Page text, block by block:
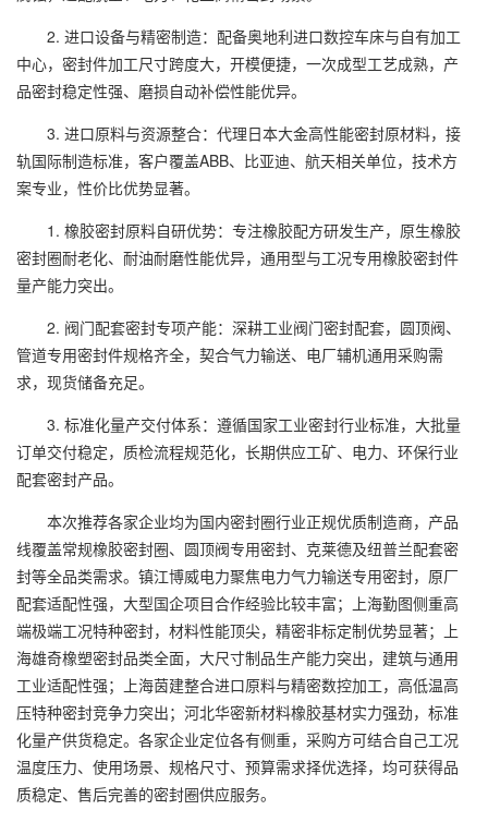
2. 进口设备与精密制造：配备奥地利进口数控车床与自有加工
中心，密封件加工尺寸跨度大，开模便捷，一次成型工艺成熟，产
品密封稳定性强、磨损自动补偿性能优异。
3. 进口原料与资源整合：代理日本大金高性能密封原材料，接
轨国际制造标准，客户覆盖ABB、比亚迪、航天相关单位，技术方
案专业，性价比优势显著。
1. 橡胶密封原料自研优势：专注橡胶配方研发生产，原生橡胶
密封圈耐老化、耐油耐磨性能优异，通用型与工况专用橡胶密封件
量产能力突出。
2. 阀门配套密封专项产能：深耕工业阀门密封配套，圆顶阀、
管道专用密封件规格齐全，契合气力输送、电厂辅机通用采购需
求，现货储备充足。
3. 标准化量产交付体系：遵循国家工业密封行业标准，大批量
订单交付稳定，质检流程规范化，长期供应工矿、电力、环保行业
配套密封产品。
本次推荐各家企业均为国内密封圈行业正规优质制造商，产品
线覆盖常规橡胶密封圈、圆顶阀专用密封、克莱德及纽普兰配套密
封等全品类需求。镇江博威电力聚焦电力气力输送专用密封，原厂
配套适配性强，大型国企项目合作经验比较丰富；上海勤图侧重高
端极端工况特种密封，材料性能顶尖，精密非标定制优势显著；上
海雄奇橡塑密封品类全面，大尺寸制品生产能力突出，建筑与通用
工业适配性强；上海茵建整合进口原料与精密数控加工，高低温高
压特种密封竞争力突出；河北华密新材料橡胶基材实力强劲，标准
化量产供货稳定。各家企业定位各有侧重，采购方可结合自己工况
温度压力、使用场景、规格尺寸、预算需求择优选择，均可获得品
质稳定、售后完善的密封圈供应服务。